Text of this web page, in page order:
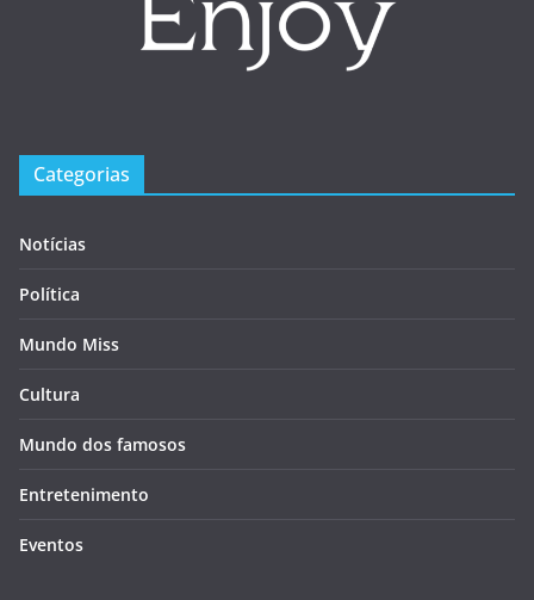
Categorias
Notícias
Política
Mundo Miss
Cultura
Mundo dos famosos
Entretenimento
Eventos